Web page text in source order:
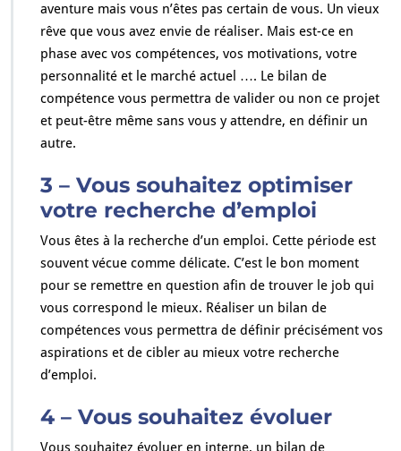
aventure mais vous n’êtes pas certain de vous. Un vieux
rêve que vous avez envie de réaliser. Mais est-ce en
phase avec vos compétences, vos motivations, votre
personnalité et le marché actuel …. Le bilan de
compétence vous permettra de valider ou non ce projet
et peut-être même sans vous y attendre, en définir un
autre.
3 – Vous souhaitez optimiser
votre recherche d’emploi
Vous êtes à la recherche d’un emploi. Cette période est
souvent vécue comme délicate. C’est le bon moment
pour se remettre en question afin de trouver le job qui
vous correspond le mieux. Réaliser un bilan de
compétences vous permettra de définir précisément vos
aspirations et de cibler au mieux votre recherche
d’emploi.
4 – Vous souhaitez évoluer
Vous souhaitez évoluer en interne, un bilan de